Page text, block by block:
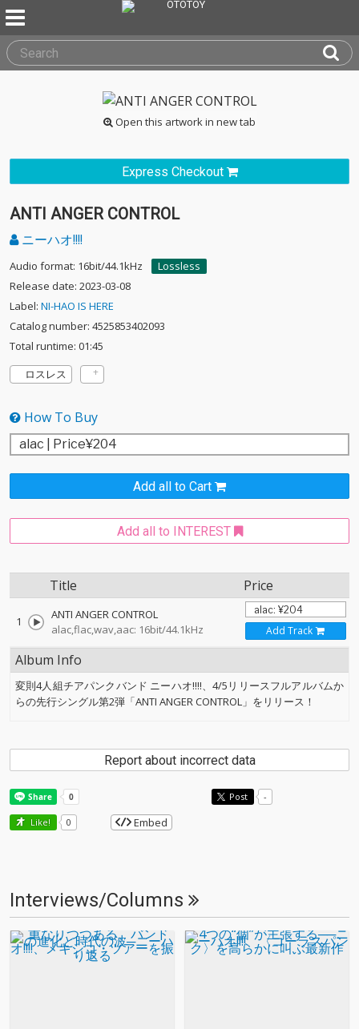
Open this artwork in new tab
Express Checkout
ANTI ANGER CONTROL
ニーハオ!!!!
Audio format: 16bit/44.1kHz
Lossless
Release date: 2023-03-08
Label: NI-HAO IS HERE
Catalog number: 4525853402093
Total runtime: 01:45
ロスレス
How To Buy
Add all to Cart
Add all to INTEREST
Title Price
1
ANTI ANGER CONTROL
alac,flac,wav,aac: 16bit/44.1kHz
Add Track
Album Info
変則4人組チアパンクバンド ニーハオ!!!!、4/5リリースフルアルバムか
らの先行シングル第2弾「ANTI ANGER CONTROL」をリリース！
Report about incorrect data
Post -
Like! 0 Embed
Interviews/Columns